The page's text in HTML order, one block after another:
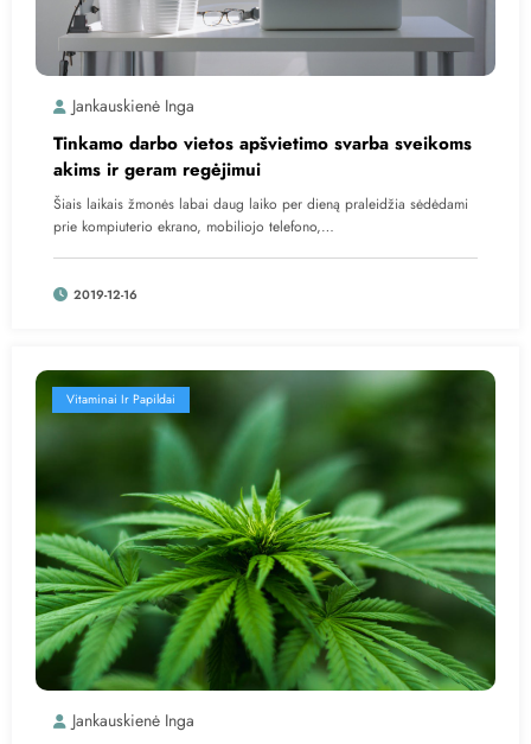
Jankauskienė Inga
Tinkamo darbo vietos apšvietimo svarba sveikoms
akims ir geram regėjimui
Šiais laikais žmonės labai daug laiko per dieną praleidžia sėdėdami
prie kompiuterio ekrano, mobiliojo telefono,…
2019-12-16
Vitaminai Ir Papildai
Jankauskienė Inga